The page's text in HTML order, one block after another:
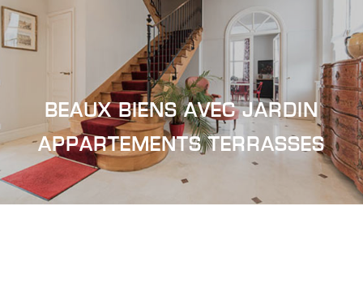
BEAUX BIENSAVEC JARDIN
APPARTEMENTSTERRASSES